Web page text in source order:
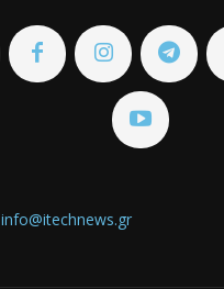
info@itechnews.gr